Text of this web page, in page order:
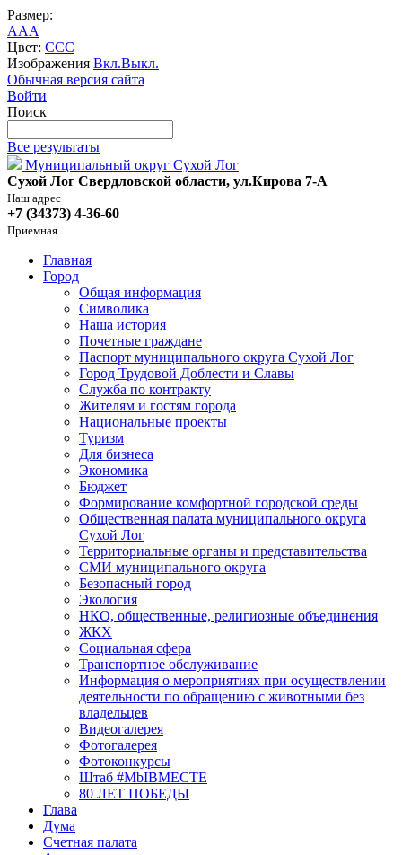
Размер:
AAA
Цвет: CCC
Изображения Вкл.Выкл.
Обычная версия сайта
Войти
Поиск
Все результаты
Муниципальный округ Сухой Лог
Сухой Лог Свердловской области, ул.Кирова 7-А
Наш адрес
+7 (34373) 4-36-60
Приемная
Главная
Город
Общая информация
Символика
Наша история
Почетные граждане
Паспорт муниципального округа Сухой Лог
Город Трудовой Доблести и Славы
Служба по контракту
Жителям и гостям города
Национальные проекты
Туризм
Для бизнеса
Экономика
Бюджет
Формирование комфортной городской среды
Общественная палата муниципального округа
Сухой Лог
Территориальные органы и представительства
СМИ муниципального округа
Безопасный город
Экология
НКО, общественные, религиозные объединения
ЖКХ
Социальная сфера
Транспортное обслуживание
Информация о мероприятиях при осуществлении
деятельности по обращению с животными без
владельцев
Видеогалерея
Фотогалерея
Фотоконкурсы
Штаб #MbIBMECTE
80 ЛЕТ ПОБЕДЫ
Глава
Дума
Счетная палата